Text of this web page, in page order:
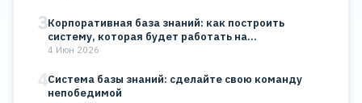
3Корпоративная база знаний: как построить
систему, которая будет работать на…
4 Июн 2026
4Система базы знаний: сделайте свою команду
непобедимой